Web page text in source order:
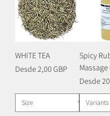
WHITE TEA
Desde2,00 GBP
Precio de oferta
Spicy
Massage
Desde
Precio